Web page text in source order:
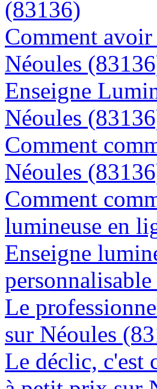
(83136)
Comment avoir
Néoules
Enseigne
Néoules
Comment
Néoules
Comment
lumineuse en
Enseigne
Le
sur Néoules
Le déclic, c'est